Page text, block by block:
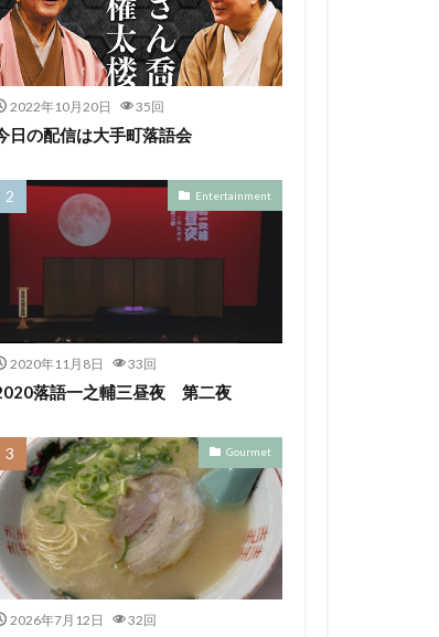
2022年10月20日 35回
日の配信は大手町落語会
Entertainment
2020年11月8日 33回
落語一之輔三昼夜 第二夜
Gourmet
2026年7月12日 32回